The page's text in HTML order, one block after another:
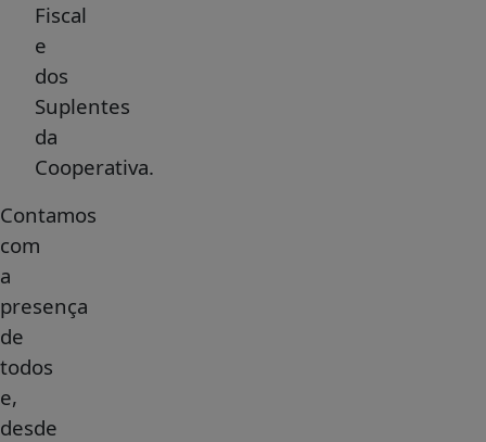
Fiscal
e
dos
Suplentes
da
Cooperativa.
Contamos
com
a
presença
de
todos
e,
desde